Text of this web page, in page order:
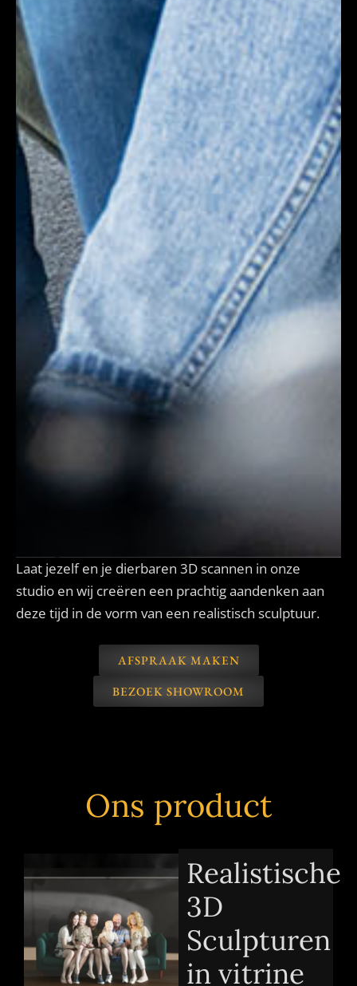
Laat jezelf en je dierbaren 3D scannen in onze
studio en wij creëren een prachtig aandenken aan
deze tijd in de vorm van een realistisch sculptuur.
AFSPRAAK MAKEN
BEZOEK SHOWROOM
Ons product
Realistische
3D
Sculpturen
in vitrine